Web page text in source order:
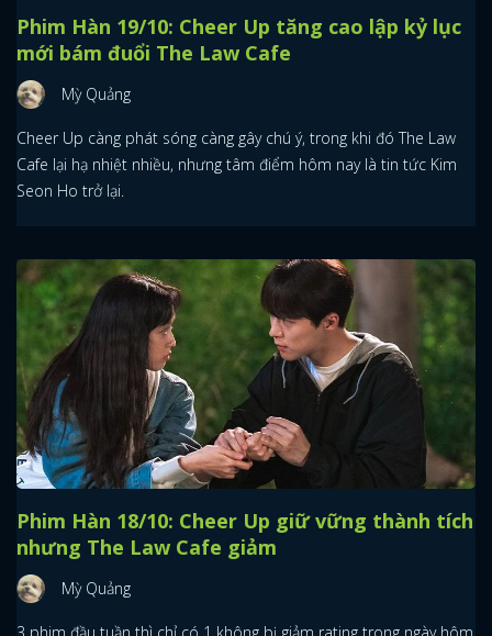
Phim Hàn 19/10: Cheer Up tăng cao lập kỷ lục
mới bám đuổi The Law Cafe
Mỳ Quảng
Cheer Up càng phát sóng càng gây chú ý, trong khi đó The Law
Cafe lại hạ nhiệt nhiều, nhưng tâm điểm hôm nay là tin tức Kim
Seon Ho trở lại.
Phim Hàn 18/10: Cheer Up giữ vững thành tích
nhưng The Law Cafe giảm
Mỳ Quảng
3 phim đầu tuần thì chỉ có 1 không bị giảm rating trong ngày hôm